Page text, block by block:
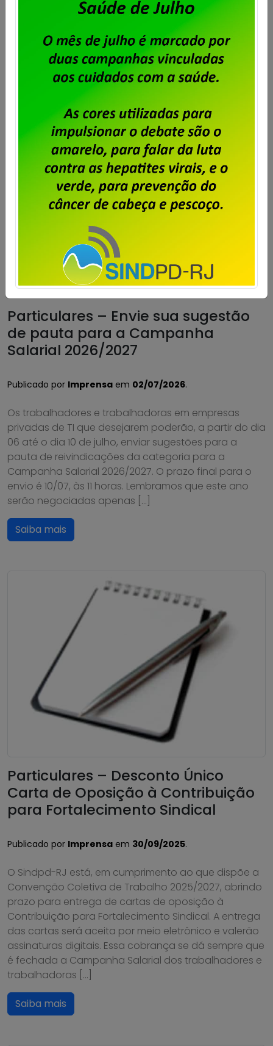
trabalhadores e trabalhadoras nas empresas
privadas de TI no estado do Rio de Janeiro a
participarem da assembleia que será realizada no
dia 23 de julho de 2026, com primeira chamada às
17h30m, com quórum de 50%+1; e segunda chamada
às 18 horas com qualquer número de presentes, […]
Saiba mais
Particulares – Envie sua sugestão
de pauta para a Campanha
Salarial 2026/2027
Publicado por Imprensa em 02/07/2026.
Os trabalhadores e trabalhadoras em empresas
privadas de TI que desejarem poderão, a partir do dia
06 até o dia 10 de julho, enviar sugestões para a
pauta de reivindicações da categoria para a
Campanha Salarial 2026/2027. O prazo final para o
envio é 10/07, às 11 horas. Lembramos que este ano
serão negociadas apenas […]
Saiba mais
Particulares – Desconto Único
Carta de Oposição à Contribuição
para Fortalecimento Sindical
Publicado por Imprensa em 30/09/2025.
O Sindpd-RJ está, em cumprimento ao que dispõe a
Convenção Coletiva de Trabalho 2025/2027, abrindo
prazo para entrega de cartas de oposição à
Contribuição para Fortalecimento Sindical. A entrega
das cartas será aceita por meio eletrônico e valerão
assinaturas digitais. Essa cobrança se dá sempre que
é fechada a Campanha Salarial dos trabalhadores e
trabalhadoras […]
Saiba mais